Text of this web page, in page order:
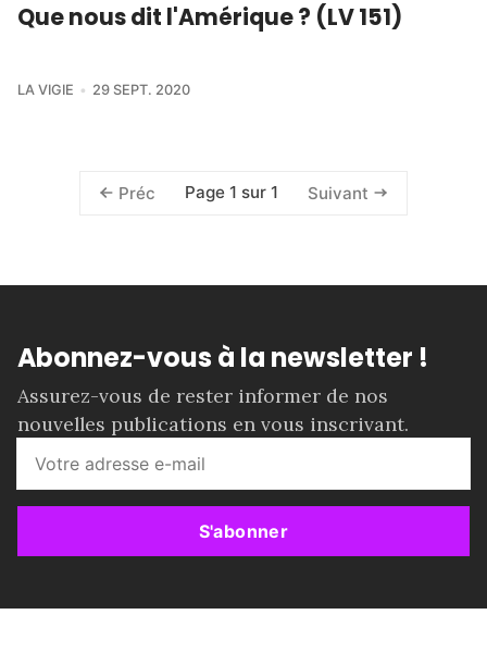
Que nous dit l'Amérique ? (LV 151)
LA VIGIE 29 SEPT. 2020
Préc Page 1 sur 1 Suivant
Abonnez-vous à la newsletter !
Assurez-vous de rester informer de nos
nouvelles publications en vous inscrivant.
S'abonner